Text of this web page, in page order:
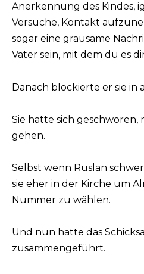
Anerkennung des Kindes,
Versuche, Kontakt
sogar eine grausame
Vater sein, mit dem du es
Danach blockierte er sie in
Sie hatte sich geschworen,
gehen.
Selbst wenn Ruslan
sie eher in der Kirche um
Nummer zu wählen.
Und nun hatte das
zusammengeführt.